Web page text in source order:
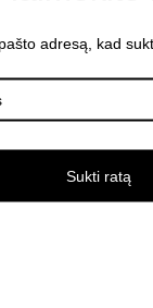
ScalePeak
adresą, kad
Sukti ratą